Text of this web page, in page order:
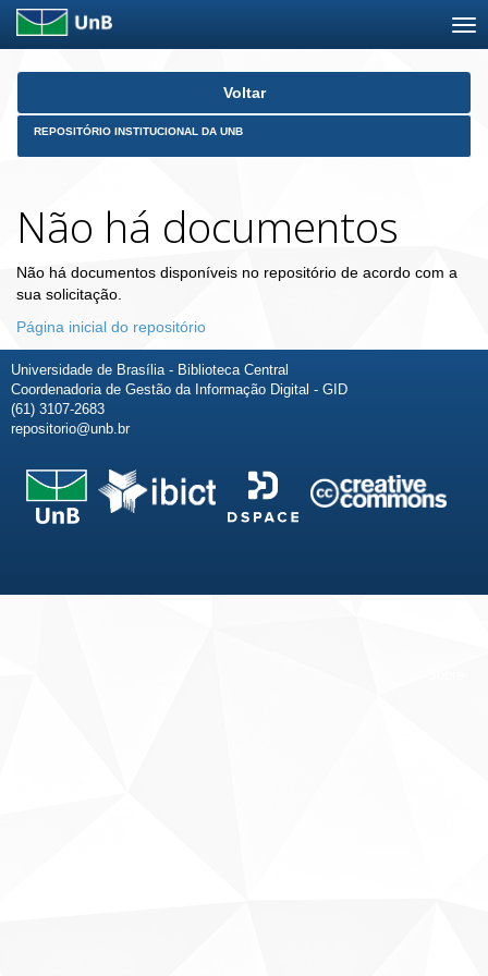
Skip
Voltar
REPOSITÓRIO INSTITUCIONAL DA UNB
Não há documentos
Não há documentos disponíveis no repositório de acordo com a
sua solicitação.
Página inicial do repositório
Universidade de Brasília - Biblioteca Central
Coordenadoria de Gestão da Informação Digital - GID
(61) 3107-2683
repositorio@unb.br